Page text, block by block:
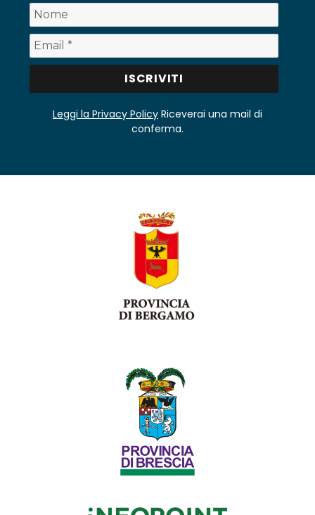
Leggi la Privacy Policy Riceverai una mail di
conferma.